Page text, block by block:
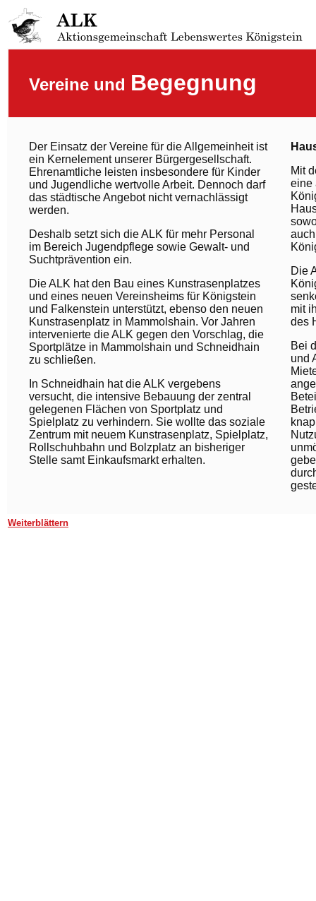
Vereine und Begegnung
Der Einsatz der Vereine für die Allgemeinheit ist
ein Kernelement unserer Bürgergesellschaft.
Ehrenamtliche leisten insbesondere für Kinder
und Jugendliche wertvolle Arbeit. Dennoch darf
das städtische Angebot nicht vernachlässigt
werden.
Deshalb setzt sich die ALK für mehr Personal
im Bereich Jugendpflege sowie Gewalt- und
Suchtprävention ein.
Die ALK hat den Bau eines Kunstrasen­platzes
und eines neuen Vereinsheims für Königstein
und Falkenstein unter­stützt, ebenso den neuen
Kunstrasen­platz in Mammolshain. Vor Jahren
in­ter­venierte die ALK gegen den Vorschlag, die
Sportplätze in Mammolshain und Schneidhain
zu schließen.
In Schneidhain hat die ALK vergebens
versucht, die intensive Bebauung der zentral
gelegenen Flächen von Sport­platz und
Spielplatz zu verhindern. Sie wollte das soziale
Zentrum mit neuem Kunstrasenplatz, Spielplatz,
Rollschuh­bahn und Bolzplatz an bisheriger
Stelle samt Einkaufsmarkt erhalten.
Mit
eine
Die
mit
des
Bei
und
Weiterblättern